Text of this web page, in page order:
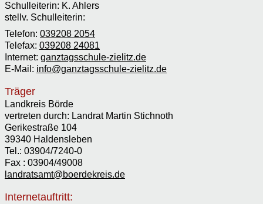
Schulleiterin: K. Ahlers
stellv. Schulleiterin:
Telefon: 039208 2054
Telefax: 039208 24081
Internet: ganztagsschule-zielitz.de
E-Mail: info@ganztagsschule-zielitz.de
Träger
Landkreis Börde
vertreten durch: Landrat Martin Stichnoth
Gerikestraße 104
39340 Haldensleben
Tel.: 03904/7240-0
Fax : 03904/49008
landratsamt@boerdekreis.de
Internetauftritt: